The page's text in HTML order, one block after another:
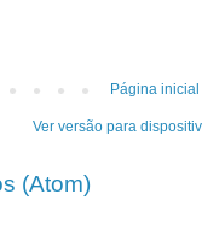
Página inicial
Ver versão para
(Atom)